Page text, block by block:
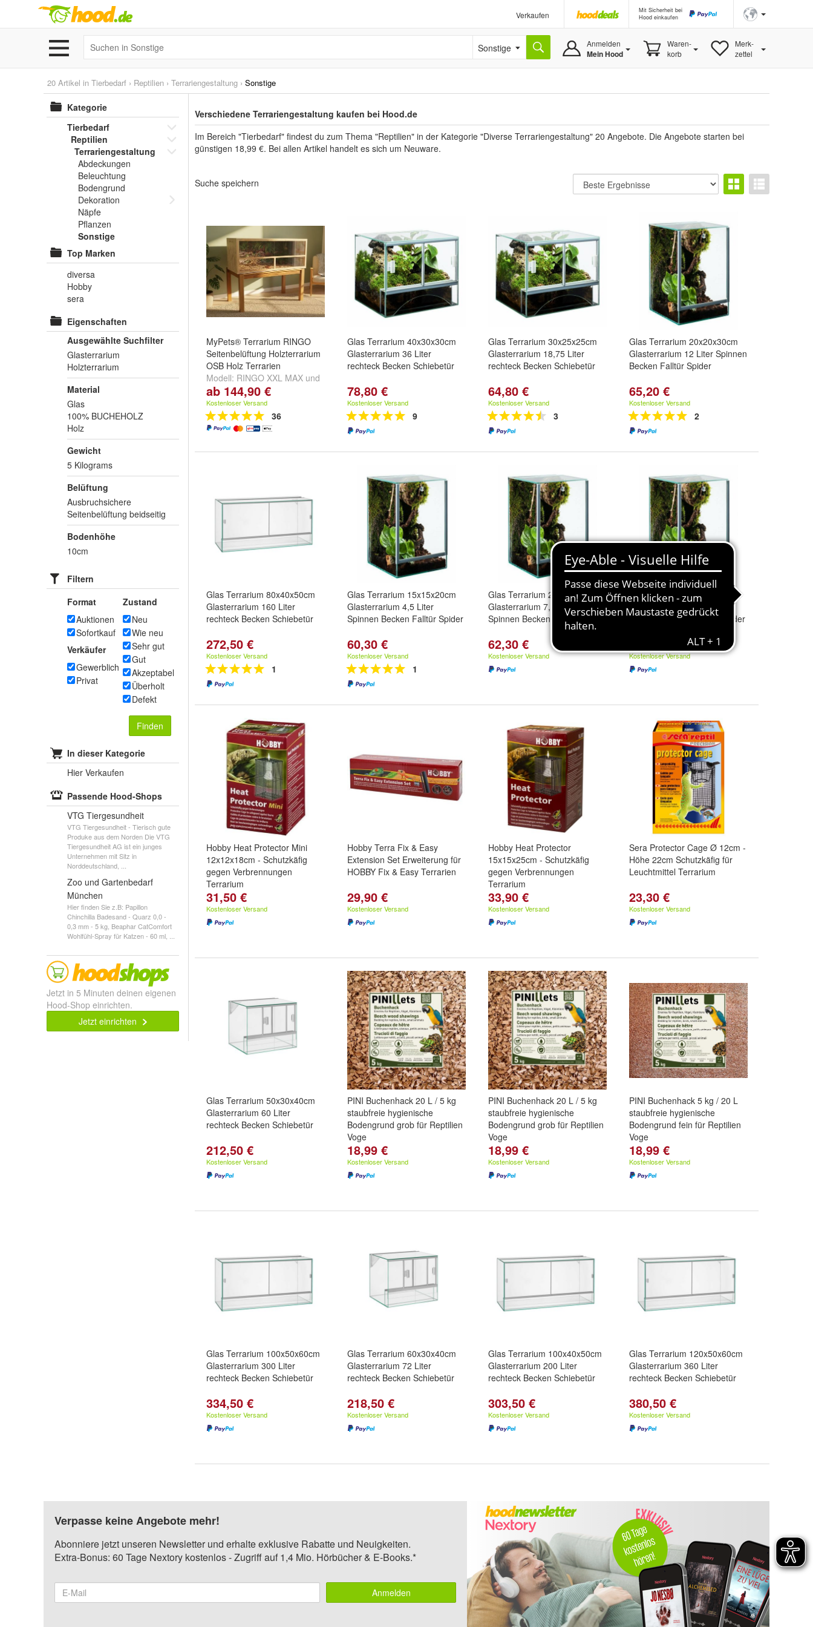
Verkaufen
Mit Sicherheit bei
Hood einkaufen
Sonstige Anmelden
Mein Hood
Waren-
korb
Merk-
zettel
20 Artikel in Tierbedarf › Reptilien › Terrariengestaltung › Sonstige
Kategorie
Tierbedarf
Reptilien
Terrariengestaltung
Abdeckungen
Beleuchtung
Bodengrund
Dekoration
Näpfe
Pflanzen
Sonstige
Top Marken
diversa
Hobby
sera
Eigenschaften
Ausgewählte Suchfilter
Glasterrarium
Holzterrarium
Material
Glas
100% BUCHEHOLZ
Holz
Gewicht
5 Kilograms
Belüftung
Ausbruchsichere
Seitenbelüftung beidseitig
Bodenhöhe
10cm
Filtern
Format
Auktionen
Sofortkauf
Verkäufer
Gewerblich
Privat
Zustand
Neu
Wie neu
Sehr gut
Gut
Akzeptabel
Überholt
Defekt
Finden
In dieser Kategorie
Hier Verkaufen
Passende Hood-Shops
VTG Tiergesundheit
VTG Tiergesundheit - Tierisch gute
Produke aus dem Norden Die VTG
Tiergesundheit AG ist ein junges
Unternehmen mit Sitz in
Norddeutschland, ...
Zoo und Gartenbedarf
München
Hier finden Sie z.B: Papillon
Chinchilla Badesand - Quarz 0,0 -
0,3 mm - 5 kg, Beaphar CatComfort
Wohlfühl-Spray für Katzen - 60 ml, ...
Jetzt in 5 Minuten deinen eigenen
Hood-Shop einrichten.
Jetzt einrichten
Verschiedene Terrariengestaltung kaufen bei Hood.de
Im Bereich "Tierbedarf" findest du zum Thema "Reptilien" in der Kategorie "Diverse Terrariengestaltung" 20 Angebote. Die Angebote starten bei
günstigen 18,99 €. Bei allen Artikel handelt es sich um Neuware.
Suche speichern
MyPets® Terrarium RINGO
Seitenbelüftung Holzterrarium
OSB Holz Terrarien
Modell: RINGO XXL MAX und
RINGO XL BIG
ab 144,90 €
Kostenloser Versand
36
Glas Terrarium 40x30x30cm
Glasterrarium 36 Liter
rechteck Becken Schiebetür
78,80 €
Kostenloser Versand
9
Glas Terrarium 30x25x25cm
Glasterrarium 18,75 Liter
rechteck Becken Schiebetür
64,80 €
Kostenloser Versand
3
Glas Terrarium 20x20x30cm
Glasterrarium 12 Liter Spinnen
Becken Falltür Spider
65,20 €
Kostenloser Versand
2
Glas Terrarium 80x40x50cm
Glasterrarium 160 Liter
rechteck Becken Schiebetür
272,50 €
Kostenloser Versand
1
Glas Terrarium 15x15x20cm
Glasterrarium 4,5 Liter
Spinnen Becken Falltür Spider
60,30 €
Kostenloser Versand
1
Glas Terrarium 20x15x25cm
Glasterrarium 7,5 Liter
Spinnen Becken Falltür Spider
62,30 €
Kostenloser Versand
Glas Terrarium 25x30x30cm
Glasterrarium 22,5 Liter
Spinnen Becken Falltür Spider
Kostenloser Versand
Hobby Heat Protector Mini
12x12x18cm - Schutzkäfig
gegen Verbrennungen
Terrarium
31,50 €
Kostenloser Versand
Hobby Terra Fix & Easy
Extension Set Erweiterung für
HOBBY Fix & Easy Terrarien
29,90 €
Kostenloser Versand
Hobby Heat Protector
15x15x25cm - Schutzkäfig
gegen Verbrennungen
Terrarium
33,90 €
Kostenloser Versand
Sera Protector Cage Ø 12cm -
Höhe 22cm Schutzkäfig für
Leuchtmittel Terrarium
23,30 €
Kostenloser Versand
Glas Terrarium 50x30x40cm
Glasterrarium 60 Liter
rechteck Becken Schiebetür
212,50 €
Kostenloser Versand
PINI Buchenhack 20 L / 5 kg
staubfreie hygienische
Bodengrund grob für Reptilien
Voge
18,99 €
Kostenloser Versand
PINI Buchenhack 20 L / 5 kg
staubfreie hygienische
Bodengrund grob für Reptilien
Voge
18,99 €
Kostenloser Versand
PINI Buchenhack 5 kg / 20 L
staubfreie hygienische
Bodengrund fein für Reptilien
Voge
18,99 €
Kostenloser Versand
Glas Terrarium 100x50x60cm
Glasterrarium 300 Liter
rechteck Becken Schiebetür
334,50 €
Kostenloser Versand
Glas Terrarium 60x30x40cm
Glasterrarium 72 Liter
rechteck Becken Schiebetür
218,50 €
Kostenloser Versand
Glas Terrarium 100x40x50cm
Glasterrarium 200 Liter
rechteck Becken Schiebetür
303,50 €
Kostenloser Versand
Glas Terrarium 120x50x60cm
Glasterrarium 360 Liter
rechteck Becken Schiebetür
380,50 €
Kostenloser Versand
Verpasse keine Angebote mehr!
Abonniere jetzt unseren Newsletter und erhalte exklusive Rabatte und Neuigkeiten.
Extra-Bonus: 60 Tage Nextory kostenlos - Zugriff auf 1,4 Mio. Hörbücher & E-Books.*
Anmelden